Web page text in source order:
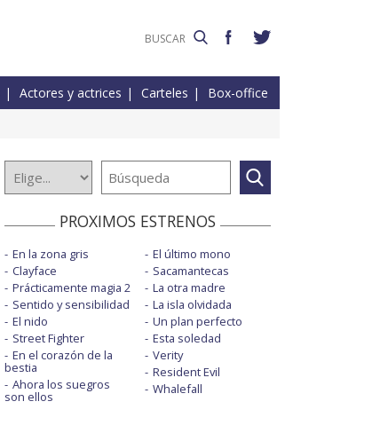
Actores y actrices Carteles Box-office
PROXIMOS ESTRENOS
En la zona gris
Clayface
Prácticamente magia 2
Sentido y sensibilidad
El nido
Street Fighter
En el corazón de la
bestia
Ahora los suegros
son ellos
El último mono
Sacamantecas
La otra madre
La isla olvidada
Un plan perfecto
Esta soledad
Verity
Resident Evil
Whalefall